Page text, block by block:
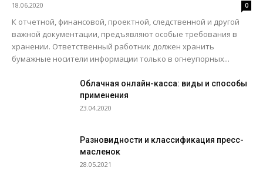
18.06.2020 0
К отчетной, финансовой, проектной, следственной и другой
важной документации, предъявляют особые требования в
хранении. Ответственный работник должен хранить
бумажные носители информации только в огнеупорных...
Облачная онлайн-касса: виды и способы
применения
23.04.2020
Разновидности и классификация пресс-
масленок
28.05.2021